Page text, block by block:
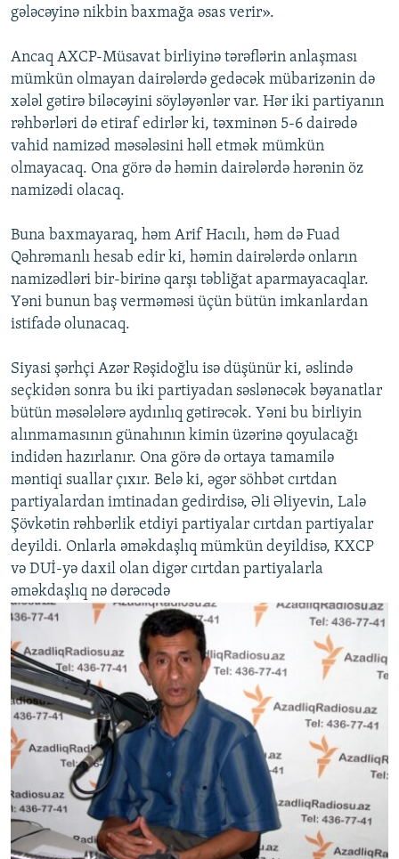
gələcəyinə nikbin baxmağa əsas verir».
Ancaq AXCP-Müsavat birliyinə tərəflərin anlaşması
mümkün olmayan dairələrdə gedəcək mübarizənin də
xələl gətirə biləcəyini söyləyənlər var. Hər iki partiyanın
rəhbərləri də etiraf edirlər ki, təxminən 5-6 dairədə
vahid namizəd məsələsini həll etmək mümkün
olmayacaq. Ona görə də həmin dairələrdə hərənin öz
namizədi olacaq.
Buna baxmayaraq, həm Arif Hacılı, həm də Fuad
Qəhrəmanlı hesab edir ki, həmin dairələrdə onların
namizədləri bir-birinə qarşı təbliğat aparmayacaqlar.
Yəni bunun baş verməməsi üçün bütün imkanlardan
istifadə olunacaq.
Siyasi şərhçi Azər Rəşidoğlu isə düşünür ki, əslində
seçkidən sonra bu iki partiyadan səslənəcək bəyanatlar
bütün məsələlərə aydınlıq gətirəcək. Yəni bu birliyin
alınmamasının günahının kimin üzərinə qoyulacağı
indidən hazırlanır. Ona görə də ortaya tamamilə
məntiqi suallar çıxır. Belə ki, əgər söhbət cırtdan
partiyalardan imtinadan gedirdisə, Əli Əliyevin, Lalə
Şövkətin rəhbərlik etdiyi partiyalar cırtdan partiyalar
deyildi. Onlarla əməkdaşlıq mümkün deyildisə, KXCP
və DUİ-yə daxil olan digər cırtdan partiyalarla
əməkdaşlıq nə dərəcədə